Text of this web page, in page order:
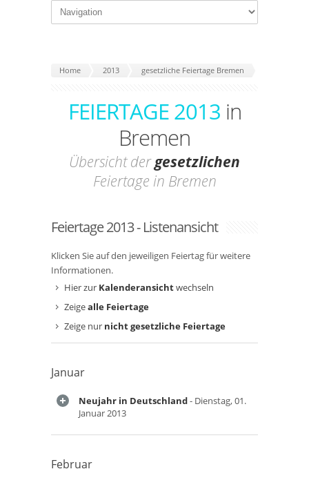
Home 2013 gesetzliche Feiertage Bremen
FEIERTAGE 2013 in
Bremen
Übersicht dergesetzlichen
Feiertage in Bremen
Feiertage 2013 - Listenansicht
Klicken Sie auf den jeweiligen Feiertag für weitere
Informationen.
Hier zur Kalenderansichtwechseln
Zeigealle Feiertage
Zeige nur nicht gesetzliche Feiertage
Januar
Neujahr in Deutschland- Dienstag, 01.
Januar 2013
Februar